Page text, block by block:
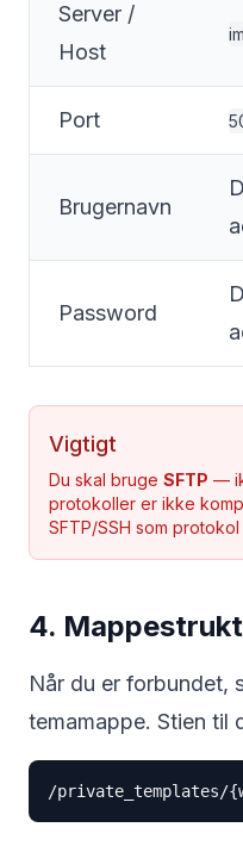
Server /
Host
Port
Brugernavn
Password
Vigtigt
Du skal bruge SFTP —
protokoller er ikke
SFTP/SSH som
4.
Når du er forbundet,
temamappe. Stien til
/private_templates/